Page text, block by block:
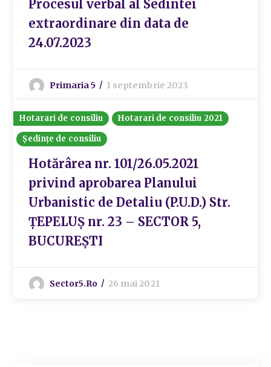
Procesul verbal al Sedintei
extraordinare din data de
24.07.2023
Primaria 5 1 septembrie 2023
Hotarari de consiliu
Hotarari de consiliu 2021
Ședințe de consiliu
Hotărârea nr. 101/26.05.2021
privind aprobarea Planului
Urbanistic de Detaliu (P.U.D.) Str.
ȚEPELUȘ nr. 23 – SECTOR 5,
BUCUREȘTI
Sector5.ro 26 mai 2021